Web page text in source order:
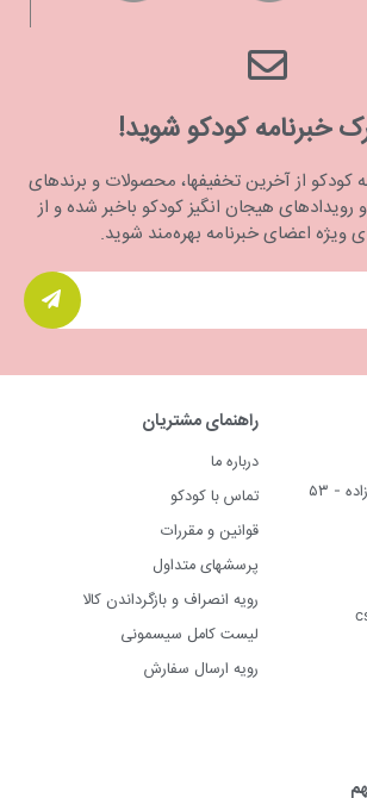
خبرنامه کودکو شوید!
کودکو از آخرین تخفیفها، محصولات و برندهای
رویدادهای هیجان انگیز کودکو باخبر شده و از
ویژه اعضای خبرنامه بهره‌مند شوید.
- ۵۳
راهنمای مشتریان
درباره ما
تماس با کودکو
قوانین و مقررات
پرسشهای متداول
رویه انصراف و بازگرداندن کالا
لیست کامل سیسمونی
رویه ارسال سفارش